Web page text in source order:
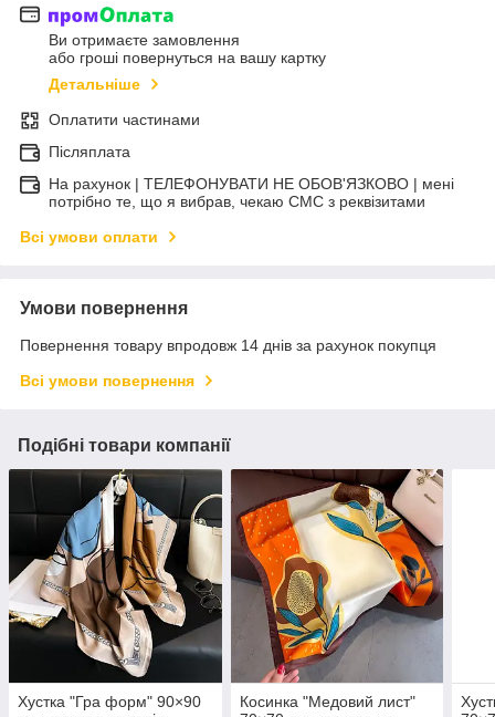
Ви отримаєте замовлення
або гроші повернуться на вашу картку
Детальніше
Оплатити частинами
Післяплата
На рахунок | ТЕЛЕФОНУВАТИ НЕ ОБОВ'ЯЗКОВО | мені
потрібно те, що я вибрав, чекаю СМС з реквізитами
Всі умови оплати
Умови повернення
Повернення товару впродовж 14 днів за рахунок покупця
Всі умови повернення
Подібні товари компанії
Хустка "Гра форм" 90×90
Косинка "Медовий лист"